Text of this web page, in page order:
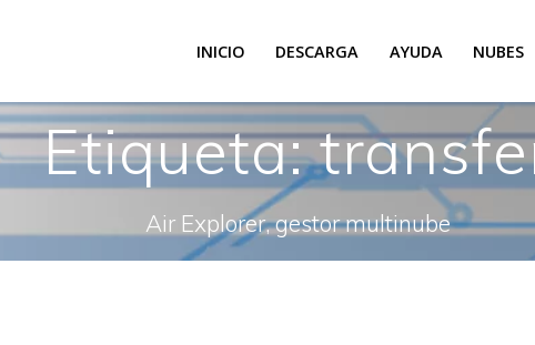
INICIO DESCARGA AYUDA NUBES
Etiqueta:
Air Explorer, gestor multinube